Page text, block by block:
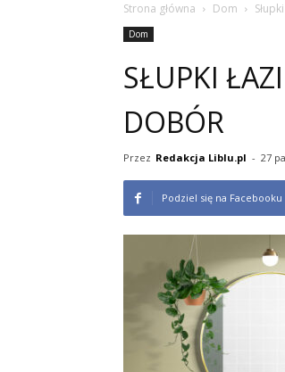
Strona główna Dom
Dom
SŁUPKI
DOBÓR
Przez Redakcja Liblu.pl - 27
Podziel się na Facebooku